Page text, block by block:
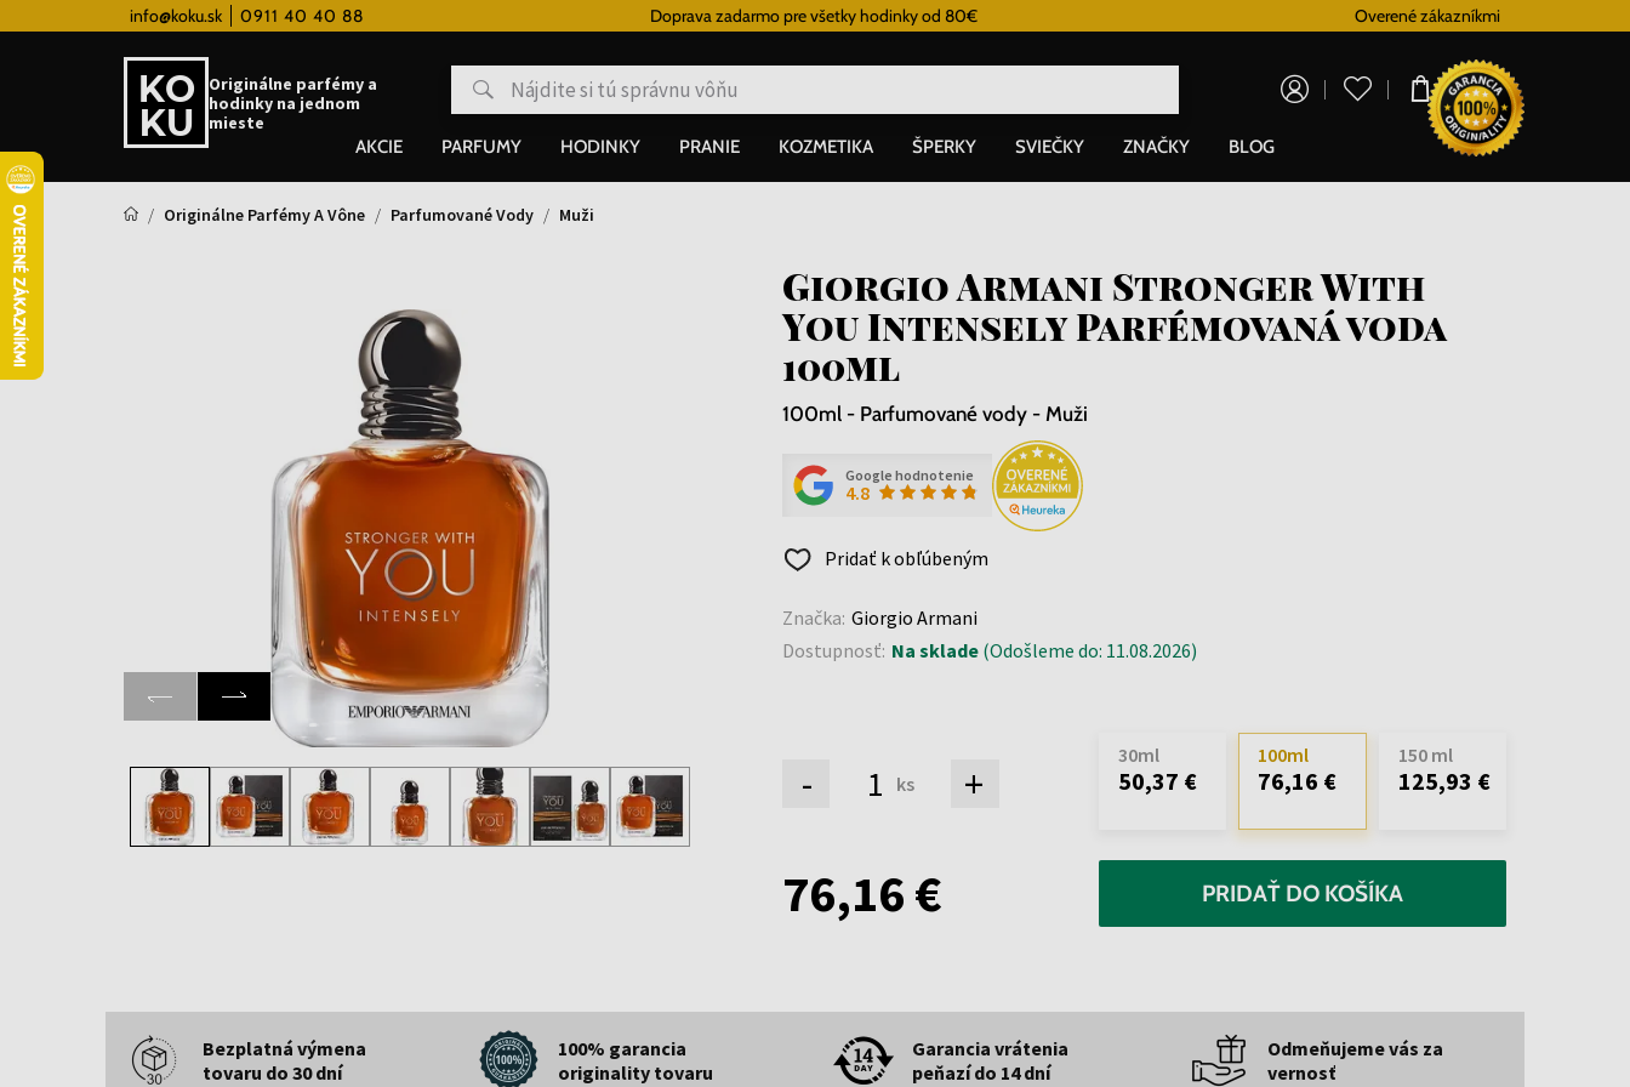
info@koku.sk 0911 40 40 88Vernostný systém Doprava zadarmo pre všetky hodinky od 80€ Overené zákazníkmi
Originálne parfémy a
hodinky na jednom
mieste
0,00 €
AKCIE PARFUMY HODINKY PRANIE KOZMETIKA ŠPERKY SVIEČKY ZNAČKY BLOG
Originálne Parfémy A Vône Parfumované Vody Muži
Giorgio Armani Stronger With
You Intensely Parfémovaná voda
100ml
100ml - Parfumované vody - Muži
Google hodnotenie
4.8
Pridať k obľúbeným
Značka: Giorgio Armani
Dostupnosť: Na sklade(Odošleme do: 11.08.2026)
- ks +
30ml
50,37 €
100ml
76,16 €
150 ml
125,93 €
76,16 € PRIDAŤ DO KOŠÍKA
Bezplatná výmena
tovaru do 30 dní
100% garancia
originality tovaru
Garancia vrátenia
peňazí do 14 dní
Odmeňujeme vás za
vernosť